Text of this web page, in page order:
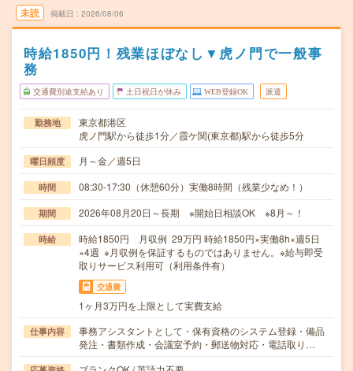
未読 掲載日 2026/08/06
時給1850円！残業ほぼなし▼虎ノ門で一般事
務
交通費別途支給あり 土日祝日が休み WEB登録OK 派遣
勤務地
東京都港区
虎ノ門駅から徒歩1分／霞ケ関(東京都)駅から徒歩5分
曜日頻度 月～金／週5日
時間 08:30-17:30（休憩60分）実働8時間（残業少なめ！）
期間 2026年08月20日～長期 ※開始日相談OK ※8月～！
時給
時給1850円 月収例 29万円 時給1850円×実働8h×週5日
×4週 ※月収例を保証するものではありません。※給与即受
取りサービス利用可（利用条件有）
交通費
1ヶ月3万円を上限として実費支給
仕事内容
事務アシスタントとして・保有資格のシステム登録・備品
発注・書類作成・会議室予約・郵送物対応・電話取り…